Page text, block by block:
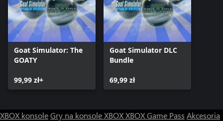
Goat Simulator: The
GOATY
99,99 zł+
Goat Simulator DLC
Bundle
69,99 zł
XBOX konsoleGry na konsole XBOXXBOX Game Pass Akcesoria